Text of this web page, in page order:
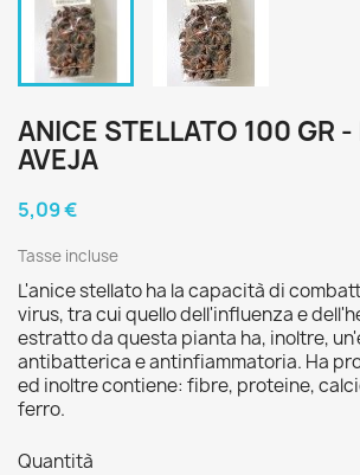
ANICE STELLATO 100 GR
AVEJA
5,09 €
Tasse incluse
L'anice stellato ha la capacità di
virus, tra cui quello dell'influenza e
estratto da questa pianta ha, inoltre,
antibatterica e antinfiammatoria. Ha
ed inoltre contiene: fibre, proteine,
ferro.
Quantità